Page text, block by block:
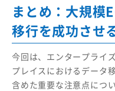
まとめ：大規模
移行を成功させ
今回は、エンタープライ
プレイスにおけるデータ
含めた重要な注意点につ